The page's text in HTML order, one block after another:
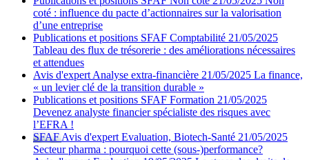
coté : influence du pacte d’actionnaires sur la valorisation
d’une entreprise
Publications et positions SFAF Comptabilité 21/05/2025
Tableau des flux de trésorerie : des améliorations nécessaires
et attendues
Avis d'expert Analyse extra-financière 21/05/2025 La finance,
« un levier clé de la transition durable »
Publications et positions SFAF Formation 21/05/2025
Devenez analyste financier spécialiste des risques avec
l’EFRA !
SFAF Avis d'expert Evaluation, Biotech-Santé 21/05/2025
Secteur pharma : pourquoi cette (sous-)performance?